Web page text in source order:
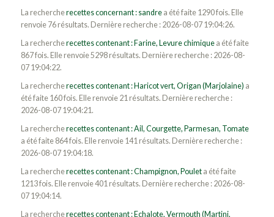
La rechercherecettes concernant : sandrea été faite 1290 fois. Elle
renvoie 76 résultats. Dernière recherche : 2026-08-07 19:04:26.
La rechercherecettes contenant : Farine, Levure chimiquea été faite
867 fois. Elle renvoie 5298 résultats. Dernière recherche : 2026-08-
07 19:04:22.
La rechercherecettes contenant : Haricot vert, Origan (Marjolaine) a
été faite 160 fois. Elle renvoie 21 résultats. Dernière recherche :
2026-08-07 19:04:21.
La rechercherecettes contenant : Ail, Courgette, Parmesan, Tomate
a été faite 864 fois. Elle renvoie 141 résultats. Dernière recherche :
2026-08-07 19:04:18.
La rechercherecettes contenant : Champignon, Pouleta été faite
1213 fois. Elle renvoie 401 résultats. Dernière recherche : 2026-08-
07 19:04:14.
La rechercherecettes contenant : Echalote, Vermouth (Martini,